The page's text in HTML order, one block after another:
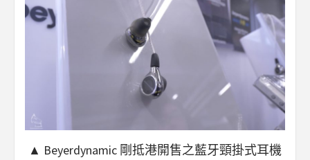
▲ Beyerdynamic 剛抵港開售之藍牙頸掛式耳機